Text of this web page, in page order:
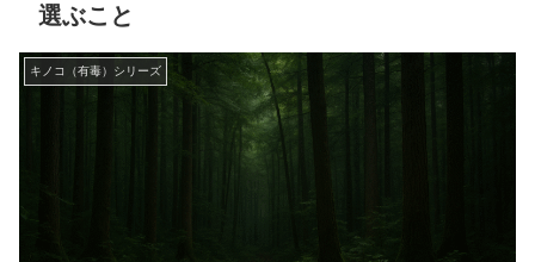
選ぶこと
キノコ（有毒）シリーズ